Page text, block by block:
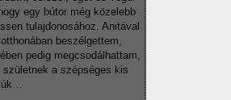
egy bútor még közelebb
tulajdonosához. Anitával
beszélgettem,
pedig megcsodálhattam,
születnek a szépséges kis